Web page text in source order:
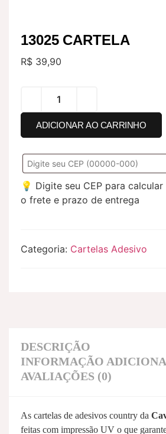
13025 CARTELA
R$ 39,90
ADICIONAR AO CARRINHO
💡 Digite seu CEP para
o frete e prazo de entrega
Categoria: Cartelas Adesivo
DESCRIÇÃO
INFORMAÇÃO
AVALIAÇÕES (0)
As cartelas de adesivos country da
feitas com impressão UV o que